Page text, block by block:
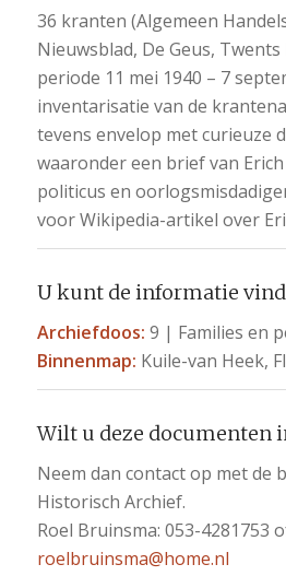
36 kranten (Algemeen
Nieuwsblad, De Geus, Twents
periode 11 mei 1940 – 7
inventarisatie van de
tevens envelop met curieuze
waaronder een brief van Erich
politicus en
voor Wikipedia-artikel over
U kunt de informatie
Archiefdoos: 9 | Families en
Binnenmap: Kuile-van Heek,
Wilt u deze documenten
Neem dan contact op met de
Historisch Archief.
Roel Bruinsma: 053-4281753
roelbruinsma@home.nl